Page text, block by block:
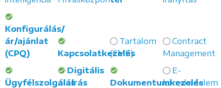
Konfigurálás/
ár/ajánlat
(CPQ)
Kapcsolatkezelés
Tartalom
(CMS)
Contract
Management
Ügyfélszolgálat
Digitális
aláírás
Dokumentumkezelés
E-
kereskedelem